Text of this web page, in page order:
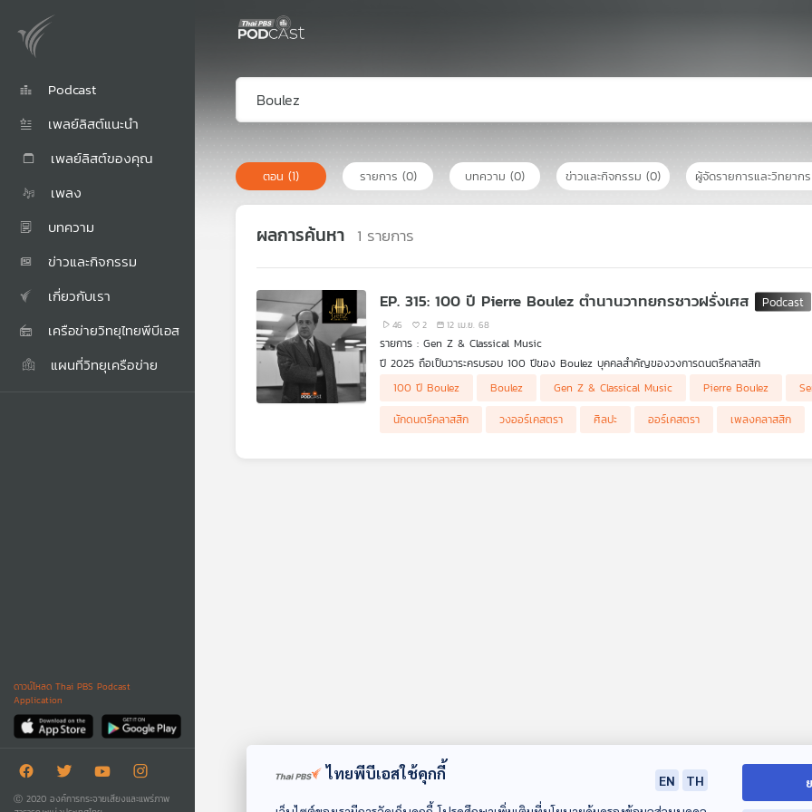
Podcast
เพลย์ลิสต์แนะนำ
เพลย์ลิสต์ของคุณ
เพลง
บทความ
ข่าวและกิจกรรม
เกี่ยวกับเรา
เครือข่ายวิทยุไทยพีบีเอส
แผนที่วิทยุเครือข่าย
ดาวน์โหลด Thai PBS Podcast
Application
Ⓒ 2020 องค์การกระจายเสียงและแพร่ภาพ
ตอน (1) รายการ (0) บทความ (0) ข่าวและกิจกรรม (0) ผู้จัดรายการและวิทยากร
ผลการค้นหา 1 รายการ
EP. 315: 100 ปี Pierre Boulez ตำนานวาทยกรชาวฝรั่งเศส
46 2 12 เม.ย. 68
รายการ : Gen Z & Classical Music
ปี 2025 ถือเป็นวาระครบรอบ 100 ปีของ Boulez บุคคลสำคัญของวงการดนตรีคลาสสิก
GenZ and Classical Music ตอนนี้ เราจะพาไปรู้จักกับ Pierre Boulez หนึ่งในวาทยกรที่ทรงอิทธิพ
ผู้บุกเบิกดนตรีแนว Serialism สร้างสรรค์ผลงานที่ท้าทายขีดจำกัดของดนตรี
100 ปี Boulez Boulez Gen Z & Classical Music Pierre Boulez
นักดนตรีคลาสสิก
วงออร์เคสตรา ศิลปะ ออร์เคสตรา เพลงคลาสสิก
ไทยพีบีเอสใช้คุกกี้ EN
TH